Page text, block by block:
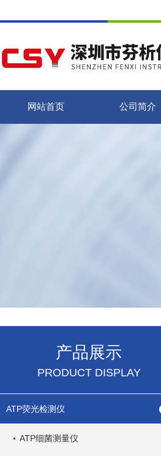
网站首页 公司简介
产品展示
PRODUCT DISPLAY
ATP荧光检测仪
ATP细菌测量仪